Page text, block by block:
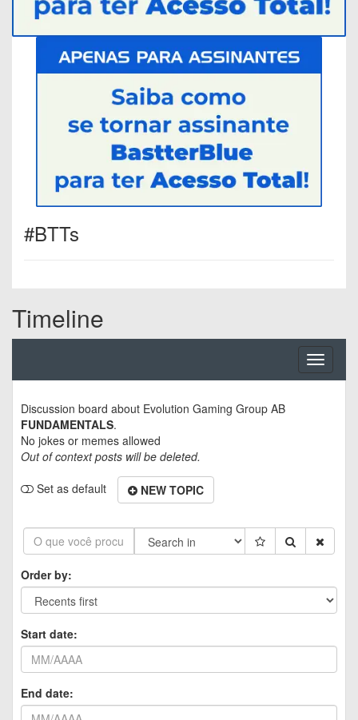
#BTTs
Timeline
Toggle
Discussion board about Evolution Gaming Group AB
FUNDAMENTALS.
No jokes or memes allowed
Out of context posts will be deleted.
Set as default
NEW TOPIC
Order by:
Start date:
End date: